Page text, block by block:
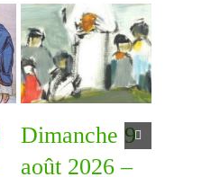
Dimanche 9
août 2026 –